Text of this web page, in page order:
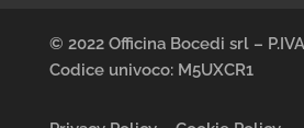
© 2022 Officina Bocedi srl –
Codice univoco: M5UXCR1